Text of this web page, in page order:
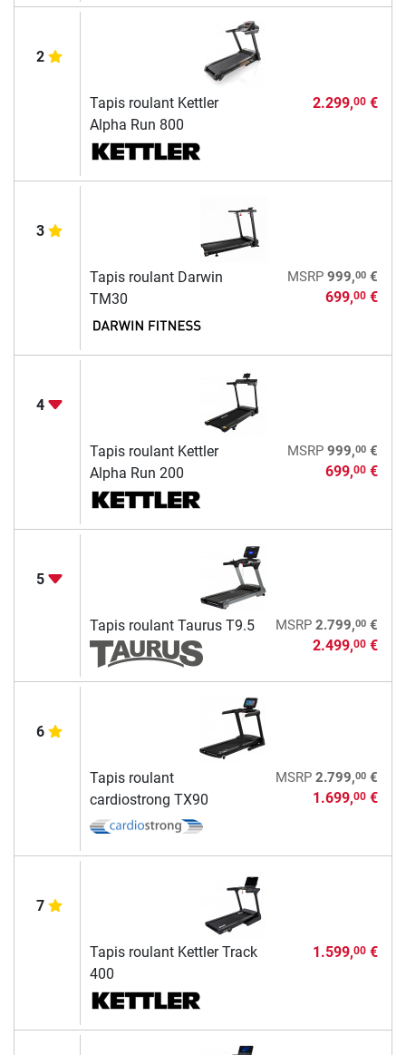
2
Tapis roulant Kettler
Alpha Run 800
2.299,00€
3
Tapis roulant Darwin
TM30
MSRP 999,00€
699,00€
4
Tapis roulant Kettler
Alpha Run 200
MSRP 999,00€
699,00€
5
Tapis roulant Taurus T9.5 MSRP 2.799,00€
2.499,00€
6
Tapis roulant
cardiostrong TX90
MSRP 2.799,00€
1.699,00€
7
Tapis roulant Kettler Track
400
1.599,00€